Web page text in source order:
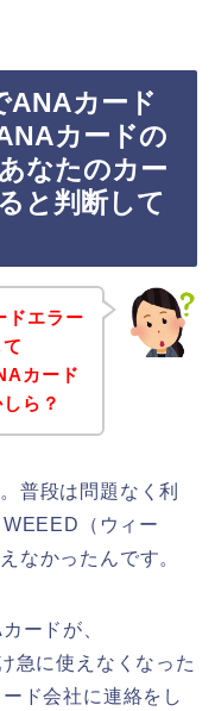
ANAカード
カードの
なたのカー
と判断して
ドエラー
カード
ら？
普段は問題なく利
（ウィー
なかったんです。
ードが、
急に使えなくなった
ド会社に連絡をし